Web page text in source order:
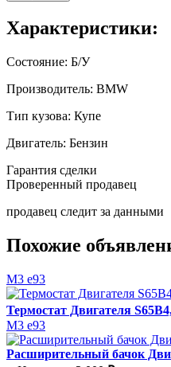
Характеристики:
Состояние: Б/У
Производитель: BMW
Тип кузова: Купе
Двигатель: Бензин
Гарантия сделки
Проверенный продавец
продавец следит за данными
Похожие
M3 e93
Термостат Двигателя
M3 e93
Расширительный бачок